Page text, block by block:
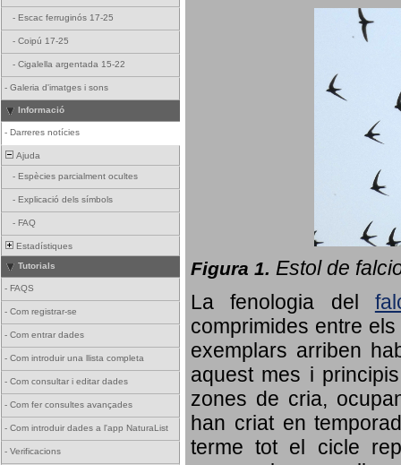
- Escac ferruginós 17-25
- Coipú 17-25
- Cigalella argentada 15-22
- Galeria d'imatges i sons
Informació
- Darreres notícies
Ajuda
- Espècies parcialment ocultes
- Explicació dels símbols
- FAQ
Estadístiques
Tutorials
- FAQS
- Com registrar-se
- Com entrar dades
- Com introduir una llista completa
- Com consultar i editar dades
- Com fer consultes avançades
- Com introduir dades a l'app NaturaList
- Verificacions
Figura 1. Estol de
La fenologia del
comprimides entre
exemplars arriben
aquest mes i
zones de cria,
han criat en
terme tot el cicle